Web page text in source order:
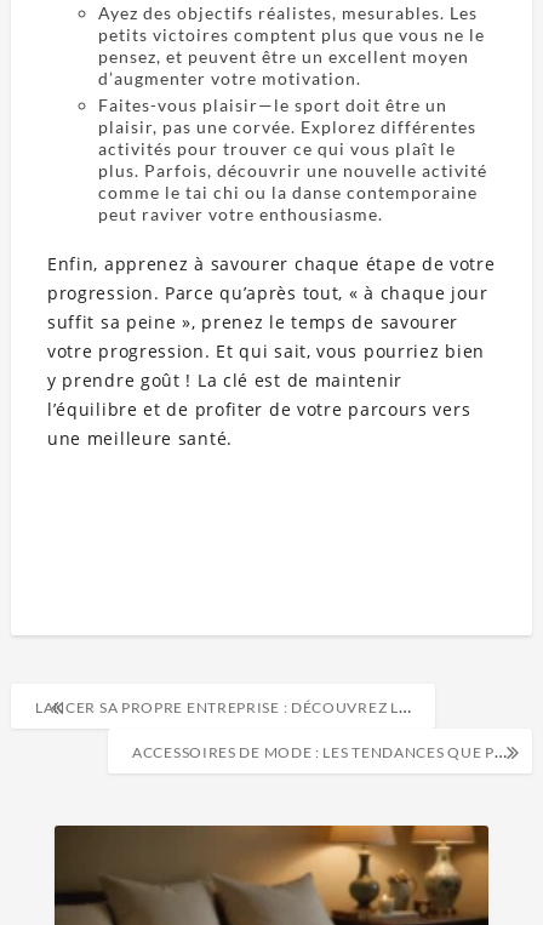
Ayez des objectifs réalistes, mesurables. Les
petits victoires comptent plus que vous ne le
pensez, et peuvent être un excellent moyen
d’augmenter votre motivation.
Faites-vous plaisir—le sport doit être un
plaisir, pas une corvée. Explorez différentes
activités pour trouver ce qui vous plaît le
plus. Parfois, découvrir une nouvelle activité
comme le tai chi ou la danse contemporaine
peut raviver votre enthousiasme.
Enfin, apprenez à savourer chaque étape de votre
progression. Parce qu’après tout, « à chaque jour
suffit sa peine », prenez le temps de savourer
votre progression. Et qui sait, vous pourriez bien
y prendre goût ! La clé est de maintenir
l’équilibre et de profiter de votre parcours vers
une meilleure santé.
LANCER SA PROPRE ENTREPRISE : DÉCOUVREZ LE GUIDE ULTIME DES GÉNÉRALISTES !
ACCESSOIRES DE MODE : LES TENDANCES QUE PERSONNE N’A VU VENIR !